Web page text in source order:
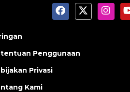
Penggunaan
Privasi
Kami